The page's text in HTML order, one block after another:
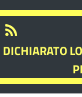
DICHIARATO